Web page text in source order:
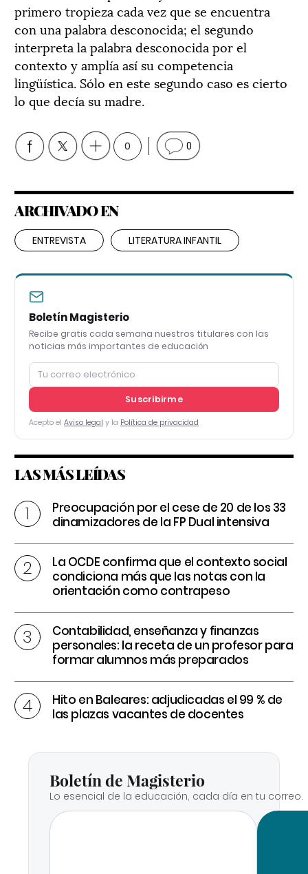
primero tropieza cada vez que se encuentra
con una palabra desconocida; el segundo
interpreta la palabra desconocida por el
contexto y amplía así su competencia
lingüística. Sólo en este segundo caso es cierto
lo que decía su madre.
0 0
ARCHIVADO EN
ENTREVISTA LITERATURA INFANTIL
Boletín Magisterio
Recibe gratis cada semana nuestros titulares con las
noticias más importantes de educación
Suscribirme
Acepto el Aviso legal y la Política de privacidad
LAS MÁS LEÍDAS
Preocupación por el cese de 20 de los 33
dinamizadores de la FP Dual intensiva
La OCDE confirma que el contexto social
condiciona más que las notas con la
orientación como contrapeso
Contabilidad, enseñanza y finanzas
personales: la receta de un profesor para
formar alumnos más preparados
Hito en Baleares: adjudicadas el 99 % de
las plazas vacantes de docentes
Boletín de Magisterio
Lo esencial de la educación, cada día en tu correo.